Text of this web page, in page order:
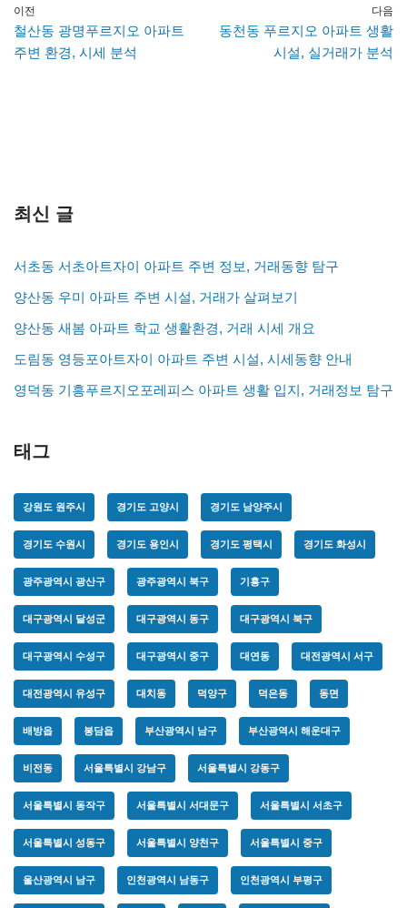
이전
철산동 광명푸르지오 아파트
주변 환경, 시세 분석
다음
동천동 푸르지오 아파트 생활
시설, 실거래가 분석
최신 글
서초동 서초아트자이 아파트 주변 정보, 거래동향 탐구
양산동 우미 아파트 주변 시설, 거래가 살펴보기
양산동 새봄 아파트 학교 생활환경, 거래 시세 개요
도림동 영등포아트자이 아파트 주변 시설, 시세동향 안내
영덕동 기흥푸르지오포레피스 아파트 생활 입지, 거래정보 탐구
태그
강원도 원주시 경기도 고양시 경기도 남양주시
경기도 수원시 경기도 용인시 경기도 평택시 경기도 화성시
광주광역시 광산구 광주광역시 북구 기흥구
대구광역시 달성군 대구광역시 동구 대구광역시 북구
대구광역시 수성구 대구광역시 중구 대연동 대전광역시 서구
대전광역시 유성구 대치동 덕양구 덕은동 동면
배방읍 봉담읍 부산광역시 남구 부산광역시 해운대구
비전동 서울특별시 강남구 서울특별시 강동구
서울특별시 동작구 서울특별시 서대문구 서울특별시 서초구
서울특별시 성동구 서울특별시 양천구 서울특별시 중구
울산광역시 남구 인천광역시 남동구 인천광역시 부평구